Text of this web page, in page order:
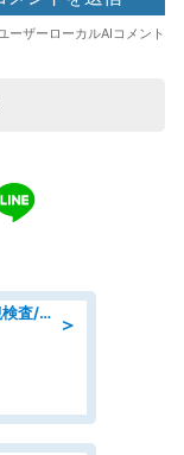
＞
デンソーの工場で自動車部品の外観検査/denso aichi